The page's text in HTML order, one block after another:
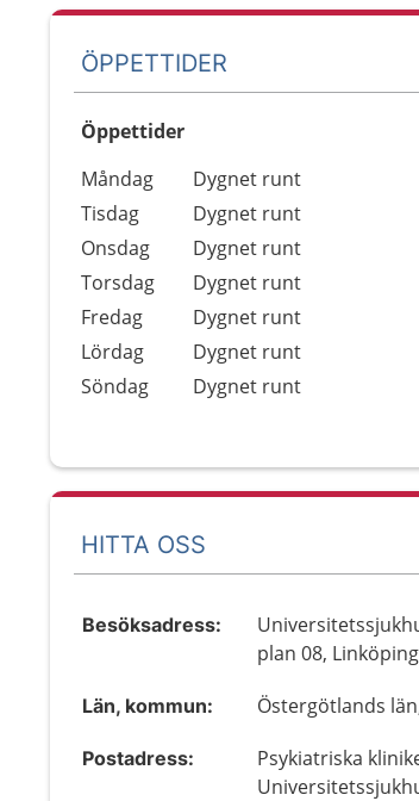
ÖPPETTIDER
Öppettider
Dag
Öppettider
Kommentarer
Måndag
Dygnet runt
Tisdag
Dygnet runt
Onsdag
Dygnet runt
Torsdag
Dygnet runt
Fredag
Dygnet runt
Lördag
Dygnet runt
Söndag
Dygnet runt
HITTA OSS
Besöksadress:
plan 08, Linköping
Län, kommun: Östergötlands
Postadress:
Psykiatriska